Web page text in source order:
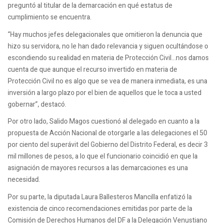
preguntó al titular de la demarcación en qué estatus de
cumplimiento se encuentra.
“Hay muchos jefes delegacionales que omitieron la denuncia que
hizo su servidora, no le han dado relevancia y siguen ocultándose o
escondiendo su realidad en materia de Protección Civil…nos damos
cuenta de que aunque el recurso invertido en materia de
Protección Civil no es algo que se vea de manera inmediata, es una
inversión a largo plazo por el bien de aquellos que le toca a usted
gobernar”, destacó.
Por otro lado, Salido Magos cuestionó al delegado en cuanto a la
propuesta de Acción Nacional de otorgarle a las delegaciones el 50
por ciento del superávit del Gobierno del Distrito Federal, es decir 3
mil millones de pesos, a lo que el funcionario coincidió en que la
asignación de mayores recursos a las demarcaciones es una
necesidad.
Por su parte, la diputada Laura Ballesteros Mancilla enfatizó la
existencia de cinco recomendaciones emitidas por parte de la
Comisión de Derechos Humanos del DF a la Delegación Venustiano